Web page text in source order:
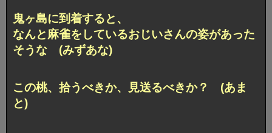
鬼ヶ島に到着すると、
なんと麻雀をしているおじいさんの姿があった
そうな (みずあな)
この桃、拾うべきか、見送るべきか？ (あま
と)